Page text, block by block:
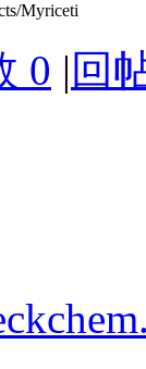
Myriceti
0 | 回